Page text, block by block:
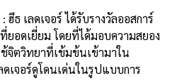
ธ เลดเจอร์ ได้รับรางวัลออสการ์
ยอดเยี่ยม โดยที่ได้มอบความสยอง
จิตวิทยาที่เข้มข้นเข้ามาใน
เจอร์ดูโดนเด่นในรูปแบบการ